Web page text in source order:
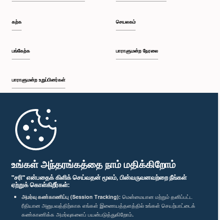
உங்கள் அந்தரங்கத்தை நாம் மதிக்கிறோம்
"சரி" என்பதைக் கிளிக் செய்வதன் மூலம், பின்வருவனவற்றை நீங்கள்
ஏற்றுக் கொள்கிறீர்கள்:
அமர்வு கண்காணிப்பு (Session Tracking): மென்மையான மற்றும் தனிப்பட்ட
ரீதியான அனுபவத்திற்காக எங்கள் இணையத்தளத்தில் உங்கள் செயற்பாட்டைக்
கண்காணிக்க அமர்வுகளைப் பயன்படுத்துகிறோம்.
கற்க
பங்கேற்க
பாராளுமன்ற உறுப்பினர்கள்
முதற்பக்கம்
செயலகம்
பாராளுமன்ற நேரலை
பாராளுமன்ற கையடக்க செயலி
எம்மை பின்தொடர்க :